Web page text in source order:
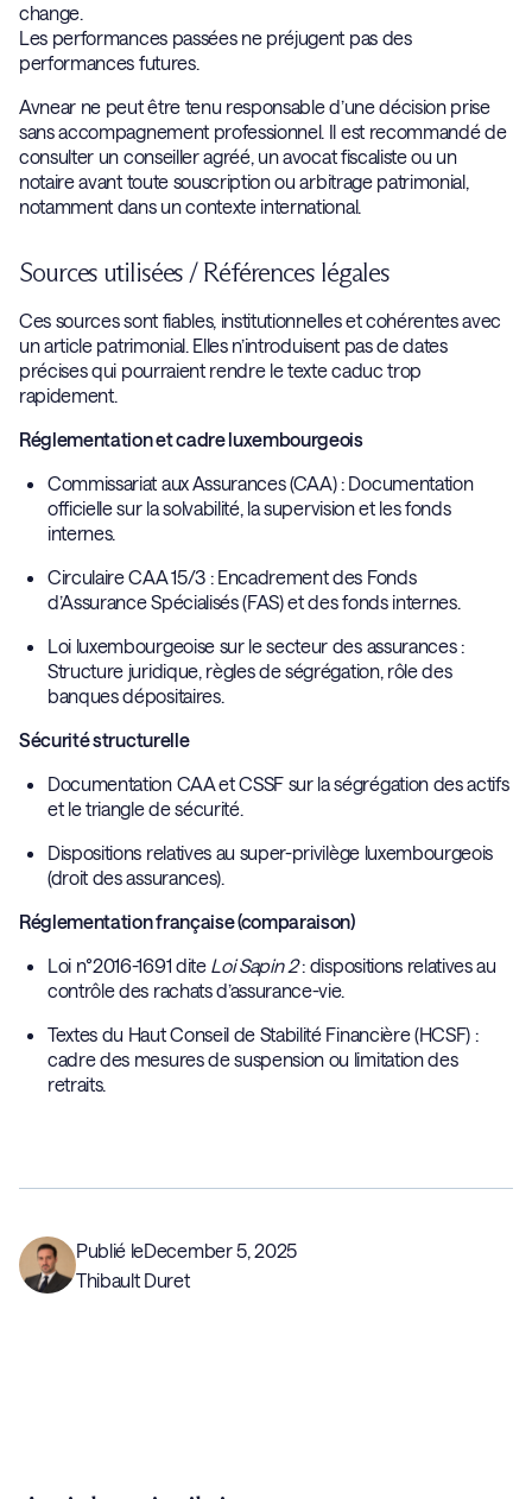
change.
Les performances passées ne préjugent pas des
performances futures.
Avnear ne peut être tenu responsable d’une décision prise
sans accompagnement professionnel. Il est recommandé de
consulter un conseiller agréé, un avocat fiscaliste ou un
notaire avant toute souscription ou arbitrage patrimonial,
notamment dans un contexte international.
Sources utilisées / Références légales
Ces sources sont fiables, institutionnelles et cohérentes avec
un article patrimonial. Elles n’introduisent pas de dates
précises qui pourraient rendre le texte caduc trop
rapidement.
Réglementation et cadre luxembourgeois
Commissariat aux Assurances (CAA) : Documentation
officielle sur la solvabilité, la supervision et les fonds
internes.
Circulaire CAA 15/3 : Encadrement des Fonds
d’Assurance Spécialisés (FAS) et des fonds internes.
Loi luxembourgeoise sur le secteur des assurances :
Structure juridique, règles de ségrégation, rôle des
banques dépositaires.
Sécurité structurelle
Documentation CAA et CSSF sur la ségrégation des actifs
et le triangle de sécurité.
Dispositions relatives au super-privilège luxembourgeois
(droit des assurances).
Réglementation française (comparaison)
Loi n°2016-1691 dite Loi Sapin 2: dispositions relatives au
contrôle des rachats d’assurance-vie.
Textes du Haut Conseil de Stabilité Financière (HCSF) :
cadre des mesures de suspension ou limitation des
retraits.
Publié leDecember 5, 2025
Thibault Duret